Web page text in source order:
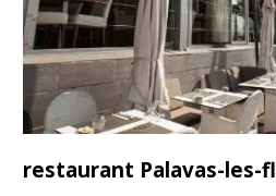
restaurant Palavas-les-